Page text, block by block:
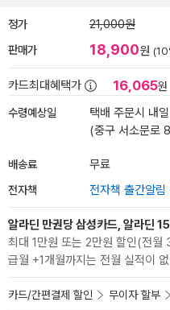
정가 21,000원
판매가 18,900원
카드최대혜택가 16,065원
수령예상일
택배 주문시 내
(중구 서소문로
배송료 무료
전자책 전자책 출간알림
알라딘 만권당 삼성카드, 알라딘
최대 1만원 또는 2만원 할인(전
급월 +1개월까지는 전월 실적이
카드/간편결제 할인 무이자 할부